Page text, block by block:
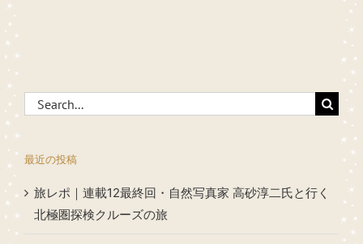
Search
for:
最近の投稿
旅レポ｜連載12最終回・自然写真家 高砂淳二氏と行く
北極圏探検クルーズの旅